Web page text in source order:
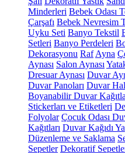
Minderleri Bebek Odası
Çarşafı Bebek Nevresim
Uyku Seti Banyo Tekstil
Setleri Banyo Perdeleri
Dekorasyonu Raf Ayna
Aynası Salon Aynası
Dresuar Aynası Duvar
Duvar Panoları Duvar
Boyanabilir Duvar
Stickerları ve Etiketleri
Folyolar Çocuk Odası
Kağıtları Duvar Kağıdı
Düzenleme ve Saklama
Sepetler Dekoratif